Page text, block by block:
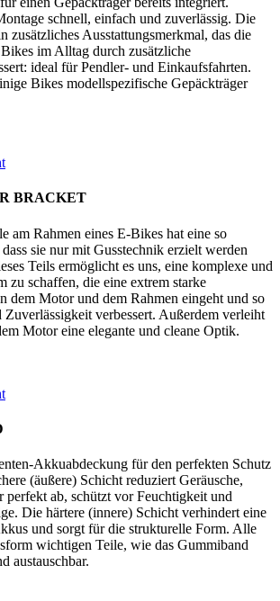
schnell, einfach und zuverlässig. Die
Ausstattungsmerkmal, das die
im Alltag durch zusätzliche
ideal für Pendler- und Einkaufsfahrten.
Bikes modellspezifische Gepäckträger
BRACKET
am Rahmen eines E-Bikes hat eine so
sie nur mit Gusstechnik erzielt werden
Teils ermöglicht es uns, eine komplexe und
zu schaffen, die eine extrem starke
dem Motor und dem Rahmen eingeht und so
Zuverlässigkeit verbessert. Außerdem verleiht
Motor eine elegante und cleane Optik.
Akkuabdeckung für den perfekten Schutz
(äußere) Schicht reduziert Geräusche,
perfekt ab, schützt vor Feuchtigkeit und
Die härtere (innere) Schicht verhindert eine
und sorgt für die strukturelle Form. Alle
wichtigen Teile, wie das Gummiband
austauschbar.